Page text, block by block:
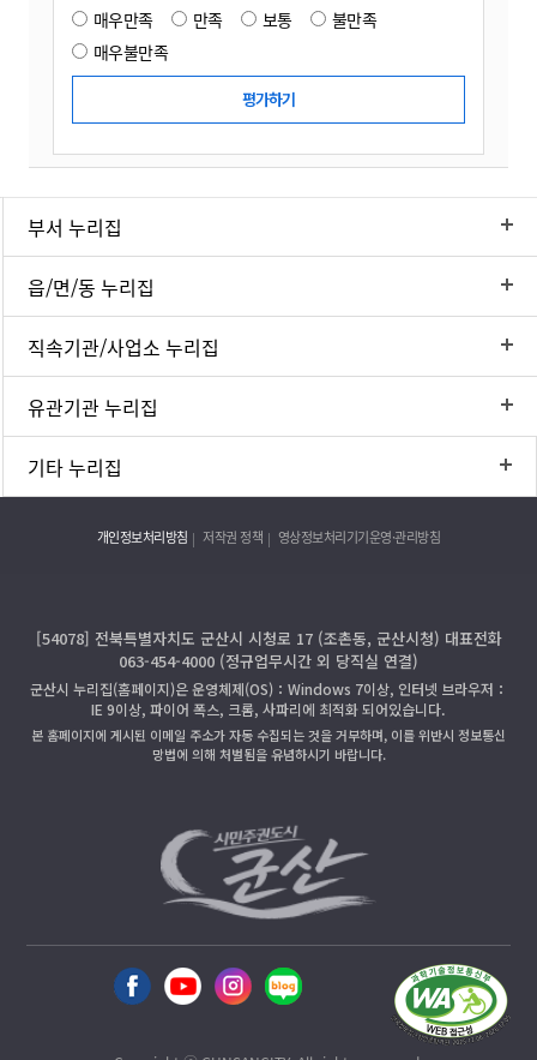
매우만족 만족 보통
불만족
매우불만족
부서 누리집
읍/면/동 누리집
직속기관/사업소 누리집
유관기관 누리집
기타 누리집
개인정보처리방침 저작권 정책 영상정보처리기기운영·관리방침
[54078] 전북특별자치도 군산시 시청로 17 (조촌동, 군산시청) 대표전화
063-454-4000 (정규업무시간 외 당직실 연결)
군산시 누리집(홈페이지)은 운영체제(OS)：Windows 7이상, 인터넷 브라우저：
IE 9이상, 파이어 폭스, 크롬, 사파리에 최적화 되어있습니다.
본 홈페이지에 게시된 이메일 주소가 자동 수집되는 것을 거부하며, 이를 위반시 정보통신
망법에 의해 처벌됨을 유념하시기 바랍니다.